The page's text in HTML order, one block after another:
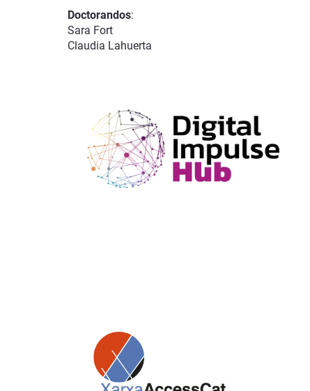
Doctorandos:
Sara Fort
Claudia Lahuerta